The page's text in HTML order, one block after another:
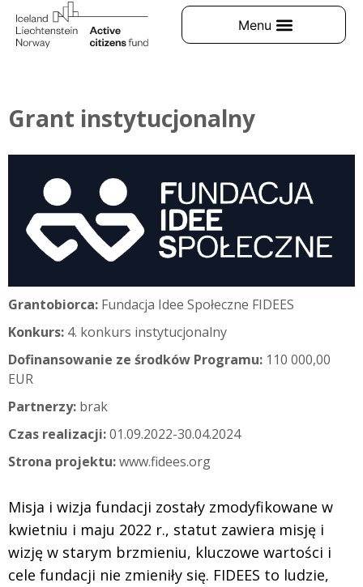
Grant instytucjonalny
Grantobiorca: Fundacja Idee Społeczne FIDEES
Konkurs: 4. konkurs instytucjonalny
Dofinansowanie ze środków Programu: 110 000,00
EUR
Partnerzy: brak
Czas realizacji:01.09.2022-30.04.2024
Strona projektu:www.fidees.org
Misja i wizja fundacji zostały zmodyfikowane w
kwietniu i maju 2022 r., statut zawiera misję i
wizję w starym brzmieniu, kluczowe wartości i
cele fundacji nie zmieniły się. FIDEES to ludzie,